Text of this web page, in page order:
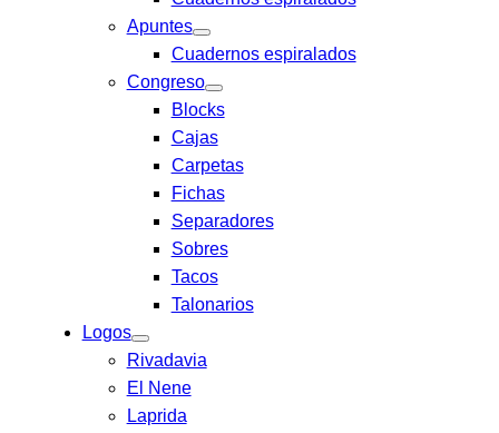
Apuntes
Cuadernos espiralados
Congreso
Blocks
Cajas
Carpetas
Fichas
Separadores
Sobres
Tacos
Talonarios
Logos
Rivadavia
El Nene
Laprida